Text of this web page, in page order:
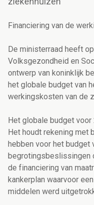
Financiering van de
De ministerraad heeft
Volksgezondheid en
ontwerp van koninklijk
het globale budget van
werkingskosten van de
Het globale budget
Het houdt rekening met
hebben voor het budget
begrotingsbeslissingen
de financiering van
kankerplan waarvoor
middelen werd